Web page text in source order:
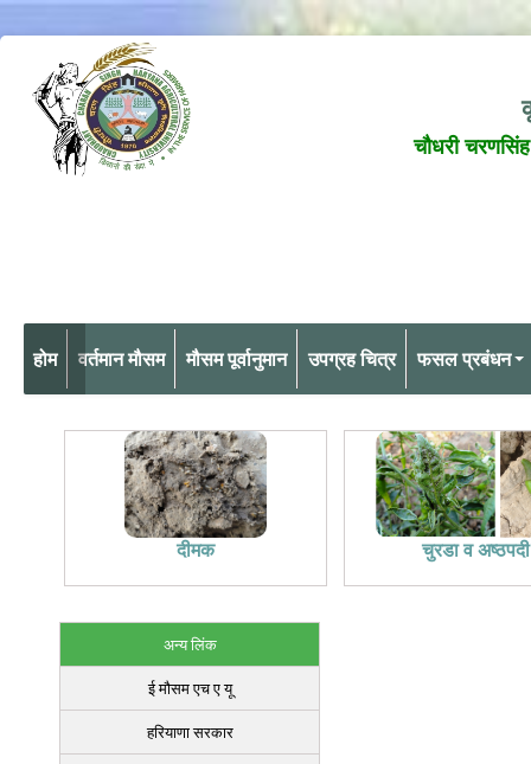
चौधरी चरणसिंह
होम वर्तमान मौसम मौसम पूर्वानुमान उपग्रह चित्र फसल प्रबंधन
दीमक चुरडा व अष्ठपदी
अन्य लिंक
ई मौसम एच ए यू
हरियाणा सरकार